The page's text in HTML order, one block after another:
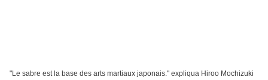
"Le sabre est la base des arts martiaux japonais." expliqua Hiroo Mochizuki